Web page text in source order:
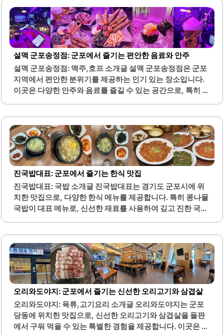
과 다양한 안주로 구성되어 있어, 특히 모듬 사시미와 꼬치 메
뉴가 인기가 많습니다.또한, 해물 오뎅나베와 같은 따뜻한 요
리도 제공되어, 술과 함께 즐기기에 적합합니다. 달빛포차의
사장님과 직원들은 친절하며, 손님들에게 따뜻한 서비스를
제공합니다. 이곳은 특히 소규모 모임이나 생일 파티와 같은
특별한 자리에도 적합한 장소입니다.인스타그램을 통해 매
일 바뀌는 추천 메뉴를 확인할 수 있어, 방문할 때마다 새로운
맛을 경험할 수 있습니다. 분위기는 어두운 조명으로 아늑한
느낌을 주어, 친구들과의 대화나..
설맥 군포송정점: 군포에서 즐기는 편안한 음료와 안주
설맥 군포송정점: 맥주,호프 소개글 설맥 군포송정점은 군포
지역에서 편안한 분위기를 제공하는 인기 있는 장소입니다.
이곳은 다양한 안주와 음료를 즐길 수 있는 공간으로, 특히 눈
방문하기에 적합한 양으로 제공됩니다.또한, 안주와 함께 즐
길 수 있는 하이볼과 소주 등의 주류도 다양하게 마련되어 있
습니다. 설맥은 조명이 아늑하고 시끄럽지 않아 대화하기 좋
은 환경을 제공합니다. 가족 단위 방문객이나 친구들과의 모
임에도 적합한 장소로, 편안하게 음료를 즐기며 대화할 수 있
습니다.이곳의 안주는 맛과 양 모두에서 만족스러운 선택이
될 것입니다. 또한, 야외 자리에서 바람을 느끼며 음료를 즐길
수 있는 점도 큰 장점입니다. 설맥 군포송정점은 가성비가..
진국밥대표: 군포에서 즐기는 한식 맛집
진국밥대표: 국밥 소개글 진국밥대표는 경기도 군포시에 위
치한 맛집으로, 다양한 한식 메뉴를 제공합니다. 특히 콩나물
국밥이 대표 메뉴로, 신선한 재료를 사용하여 깊고 진한 국물
를 이룹니다.숙성삼겹살은 부드러운 식감과 신선한 야채가
어우러져 많은 손님들에게 사랑받고 있습니다. 비빔막국수
와 함께 즐기면 더욱 풍성한 맛을 경험할 수 있습니다. 또한,
뚝불과 부추전, 김치전 등 다양한 전 메뉴도 인기를 끌고 있습
니다.진국밥대표는 깔끔한 인테리어와 편안한 분위기로 혼
밥이나 가족 단위 방문에 적합합니다. 주차 공간도 마련되어
있어 편리하게 방문할 수 있습니다. 군포역과 가까운 위치에
있어 접근성이 뛰어나며, 퇴근 후 간편하게 식사하기 좋은 장
소입니다.친절한 서비스와 함께하는 맛있는 음식은..
오리와도야지: 군포에서 즐기는 신선한 오리고기와 삼겹살
오리와도야지: 육류,고기요리 소개글 오리와도야지는 군포
당동에 위치한 맛집으로, 신선한 오리고기와 삼겹살을 돌판
에서 구워 먹을 수 있는 특별한 경험을 제공합니다. 이곳은 넓